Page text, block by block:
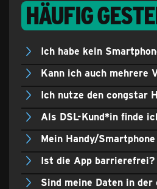
Häufig
Ich habe kein
Kann ich auch mehrere
Ich nutze den congstar
Als DSL-Kund*in finde
Mein Handy/
Ist die App barrierefrei?
Sind meine Daten in